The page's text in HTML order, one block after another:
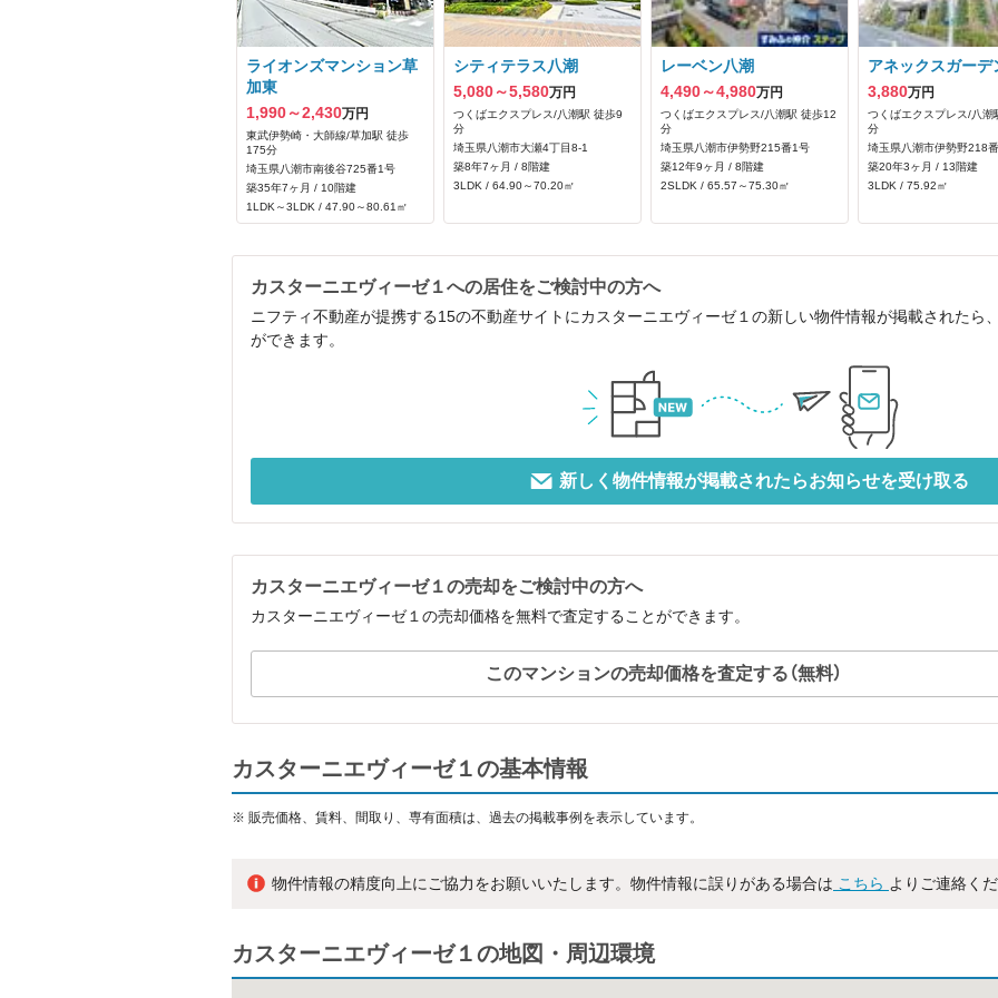
ライオンズマンション草
加東
1,990～2,430万円
東武伊勢崎・大師線/草加駅 徒歩
175分
埼玉県八潮市南後谷725番1号
築35年7ヶ月 / 10階建
1LDK～3LDK / 47.90～80.61㎡
シティテラス八潮
5,080～5,580万円
つくばエクスプレス/八潮駅 徒歩9
分
埼玉県八潮市大瀬4丁目8-1
築8年7ヶ月 / 8階建
3LDK / 64.90～70.20㎡
レーベン八潮
4,490～4,980万円
つくばエクスプレス/八潮駅 徒歩12
分
埼玉県八潮市伊勢野215番1号
築12年9ヶ月 / 8階建
2SLDK / 65.57～75.30㎡
アネックスガーデ
3,880万円
つくばエクスプレス/八潮
分
埼玉県八潮市伊勢野218
築20年3ヶ月 / 13階建
3LDK / 75.92㎡
カスターニエヴィーゼ１への居住をご検討中の方へ
ニフティ不動産が提携する15の不動産サイトにカスターニエヴィーゼ１の新しい物件情報が掲載されたら
ができます。
新しく物件情報が掲載されたらお知らせを受け取る
カスターニエヴィーゼ１の売却をご検討中の方へ
カスターニエヴィーゼ１の売却価格を無料で査定することができます。
このマンションの売却価格を査定する（無料）
カスターニエヴィーゼ１の基本情報
※ 販売価格、賃料、間取り、専有面積は、過去の掲載事例を表示しています。
物件情報の精度向上にご協力をお願いいたします。物件情報に誤りがある場合は こちら よりご連絡く
カスターニエヴィーゼ１の地図・周辺環境